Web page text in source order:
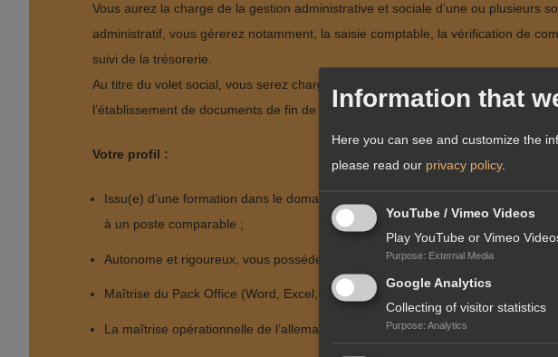
Vous aurez la charge de la gestion administrative et sociale d’une ou plusieurs
administratif, vous gérerez notamment, la saisie comptable, la vérification de
suivi de la trésorerie.
Au titre du volet social, vous serez chargé(e) de la collecte des éléments
l’établissement de documents de fin de contrat, etc.
Votre profil :
Issu(e) d’une formation dans le domaine de la gestion d’entreprise ou la
à un poste comparable ;
Autonome et rigoureux, vous possédez en outre un excellent relationnel ;
Maîtrise du Pack Office (Word, Excel, Outlook, etc.) ;
La maîtrise opérationnelle de l’allemand constitue un atout ;
Information that
Here you can see and customize the
please read our privacy policy.
YouTube / Vimeo Videos
Play YouTube or Vimeo
Purpose: External Media
Google Analytics
Collecting of visitor statistics
Purpose: Analytics